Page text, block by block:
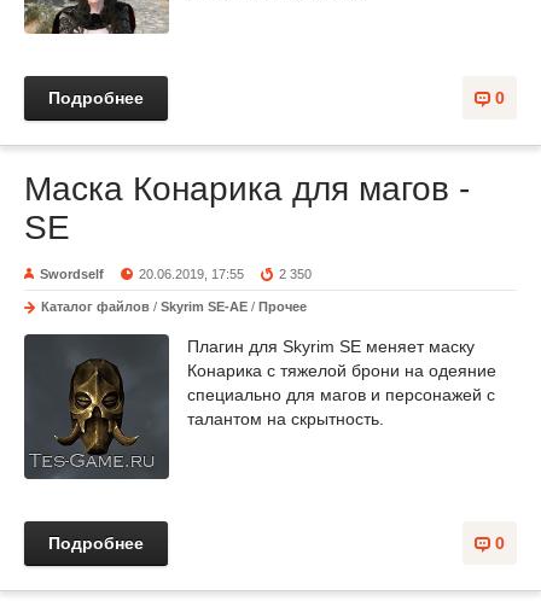
0
Подробнее
Маска Конарика для магов -
SE
Swordself 20.06.2019, 17:55 2 350
Каталог файлов / Skyrim SE-AE / Прочее
Плагин для Skyrim SE меняет маску
Конарика с тяжелой брони на одеяние
специально для магов и персонажей с
талантом на скрытность.
0
Подробнее